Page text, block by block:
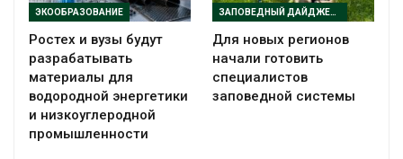
ЭКООБРАЗОВАНИЕ
Ростех и вузы будут
разрабатывать
материалы для
водородной энергетики
и низкоуглеродной
промышленности
ЗАПОВЕДНЫЙ ДАЙДЖЕСТ
Для новых регионов
начали готовить
специалистов
заповедной системы